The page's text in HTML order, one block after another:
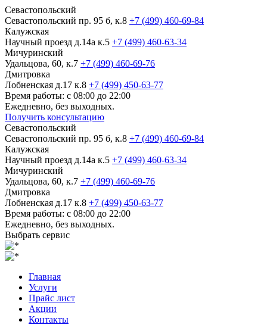
Севастопольский
Севастопольский пр. 95 б, к.8 +7 (499) 460-69-84
Калужская
Научный проезд д.14а к.5 +7 (499) 460-63-34
Мичуринский
Удальцова, 60, к.7 +7 (499) 460-69-76
Дмитровка
Лобненская д.17 к.8 +7 (499) 450-63-77
Время работы: с 08:00 до 22:00
Ежедневно, без выходных.
Получить консультацию
Севастопольский
Севастопольский пр. 95 б, к.8 +7 (499) 460-69-84
Калужская
Научный проезд д.14а к.5 +7 (499) 460-63-34
Мичуринский
Удальцова, 60, к.7 +7 (499) 460-69-76
Дмитровка
Лобненская д.17 к.8 +7 (499) 450-63-77
Время работы: с 08:00 до 22:00
Ежедневно, без выходных.
Выбрать сервис
Главная
Услуги
Прайс лист
Акции
Контакты